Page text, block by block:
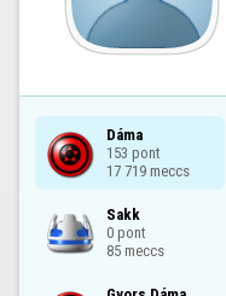
Dáma
153 pont
17 719 meccs
Sakk
0 pont
85 meccs